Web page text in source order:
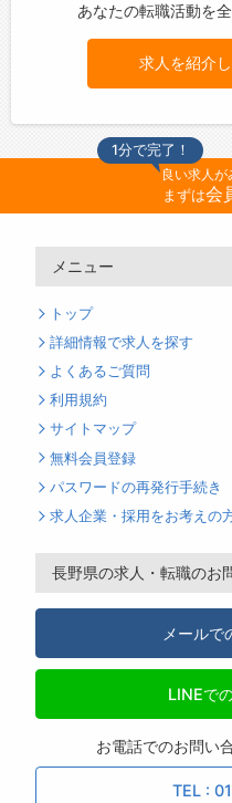
あなたの転職活動を
求人を紹介
1分で完了！
良い求人
まずは会
メニュー
トップ
詳細情報で求人を探す
よくあるご質問
利用規約
サイトマップ
無料会員登録
パスワードの再発行手続き
求人企業・採用をお考えの
長野県の求人・転職のお
メールで
LINEで
お電話でのお問い
TEL :